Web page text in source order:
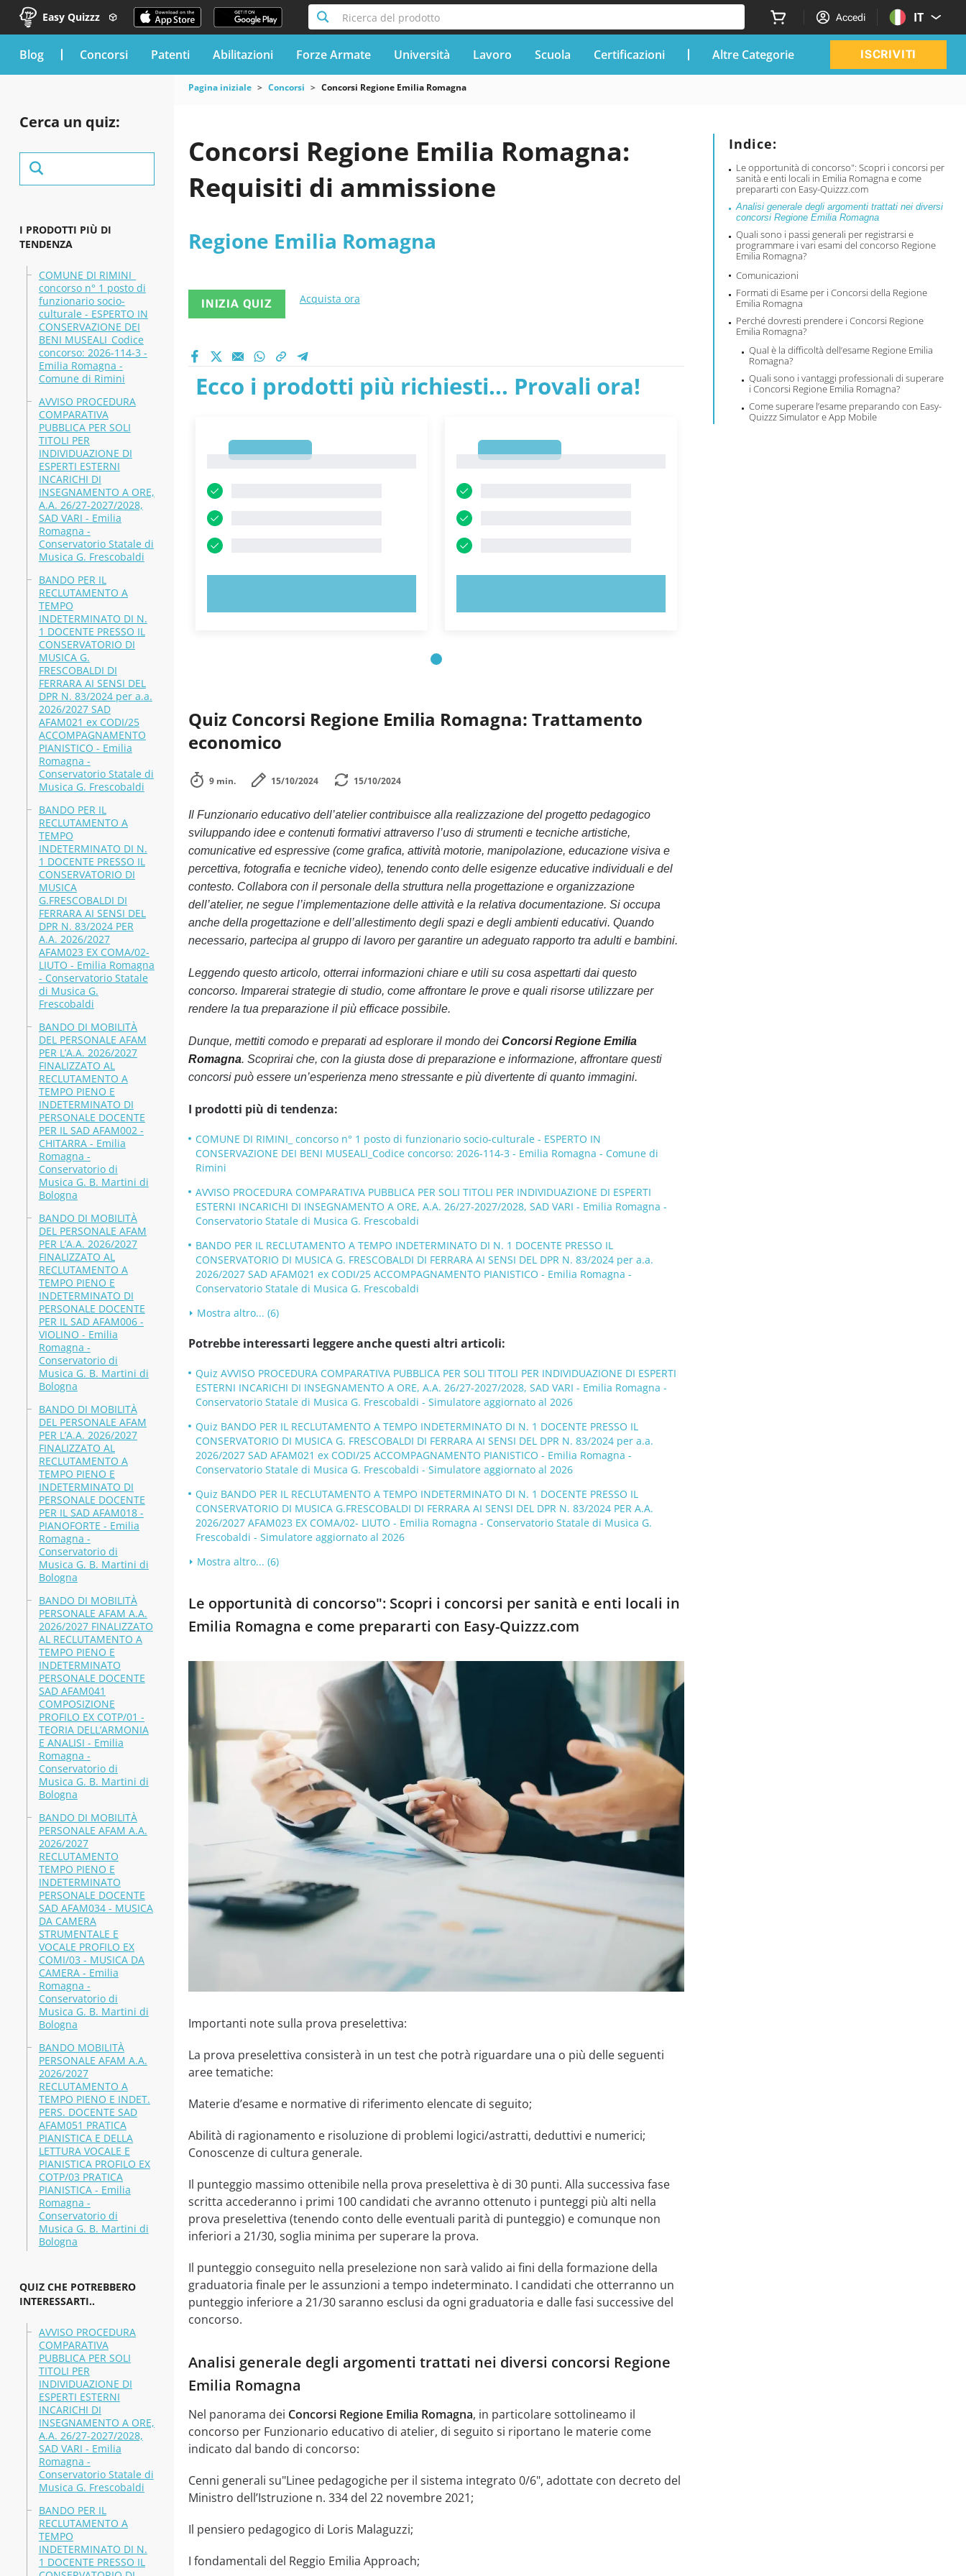
Easy Quizzz Ricerca del prodotto Accedi IT
blog Concorsi Patenti Abilitazioni Forze Armate Università Lavoro Scuola Certificazioni Altre Categorie ISCRIVITI
Cerca un quiz:
I PRODOTTI PIÙ DI
TENDENZA
COMUNE DI RIMINI_
concorso n° 1 posto di
funzionario socio-
culturale - ESPERTO IN
CONSERVAZIONE DEI
BENI MUSEALI_Codice
concorso: 2026-114-3 -
Emilia Romagna -
Comune di Rimini
AVVISO PROCEDURA
COMPARATIVA
PUBBLICA PER SOLI
TITOLI PER
INDIVIDUAZIONE DI
ESPERTI ESTERNI
INCARICHI DI
INSEGNAMENTO A ORE,
A.A. 26/27-2027/2028,
SAD VARI - Emilia
Romagna -
Conservatorio Statale di
Musica G. Frescobaldi
BANDO PER IL
RECLUTAMENTO A
TEMPO
INDETERMINATO DI N.
1 DOCENTE PRESSO IL
CONSERVATORIO DI
MUSICA G.
FRESCOBALDI DI
FERRARA AI SENSI DEL
DPR N. 83/2024 per a.a.
2026/2027 SAD
AFAM021 ex CODI/25
ACCOMPAGNAMENTO
PIANISTICO - Emilia
Romagna -
Conservatorio Statale di
Musica G. Frescobaldi
BANDO PER IL
RECLUTAMENTO A
TEMPO
INDETERMINATO DI N.
1 DOCENTE PRESSO IL
CONSERVATORIO DI
MUSICA
G.FRESCOBALDI DI
FERRARA AI SENSI DEL
DPR N. 83/2024 PER
A.A. 2026/2027
AFAM023 EX COMA/02-
LIUTO - Emilia Romagna
- Conservatorio Statale
di Musica G.
Frescobaldi
BANDO DI MOBILITÀ
DEL PERSONALE AFAM
PER L’A.A. 2026/2027
FINALIZZATO AL
RECLUTAMENTO A
TEMPO PIENO E
INDETERMINATO DI
PERSONALE DOCENTE
PER IL SAD AFAM002 -
CHITARRA - Emilia
Romagna -
Conservatorio di
Musica G. B. Martini di
Bologna
BANDO DI MOBILITÀ
DEL PERSONALE AFAM
PER L’A.A. 2026/2027
FINALIZZATO AL
RECLUTAMENTO A
TEMPO PIENO E
INDETERMINATO DI
PERSONALE DOCENTE
PER IL SAD AFAM006 -
VIOLINO - Emilia
Romagna -
Conservatorio di
Musica G. B. Martini di
Bologna
BANDO DI MOBILITÀ
DEL PERSONALE AFAM
PER L’A.A. 2026/2027
FINALIZZATO AL
RECLUTAMENTO A
TEMPO PIENO E
INDETERMINATO DI
PERSONALE DOCENTE
PER IL SAD AFAM018 -
PIANOFORTE - Emilia
Romagna -
Conservatorio di
Musica G. B. Martini di
Bologna
BANDO DI MOBILITÀ
PERSONALE AFAM A.A.
2026/2027 FINALIZZATO
AL RECLUTAMENTO A
TEMPO PIENO E
INDETERMINATO
PERSONALE DOCENTE
SAD AFAM041
COMPOSIZIONE
PROFILO EX COTP/01 -
TEORIA DELL’ARMONIA
E ANALISI - Emilia
Romagna -
Conservatorio di
Musica G. B. Martini di
Bologna
BANDO DI MOBILITÀ
PERSONALE AFAM A.A.
2026/2027
RECLUTAMENTO
TEMPO PIENO E
INDETERMINATO
PERSONALE DOCENTE
SAD AFAM034 - MUSICA
DA CAMERA
STRUMENTALE E
VOCALE PROFILO EX
COMI/03 - MUSICA DA
CAMERA - Emilia
Romagna -
Conservatorio di
Musica G. B. Martini di
Bologna
BANDO MOBILITÀ
PERSONALE AFAM A.A.
2026/2027
RECLUTAMENTO A
TEMPO PIENO E INDET.
PERS. DOCENTE SAD
AFAM051 PRATICA
PIANISTICA E DELLA
LETTURA VOCALE E
PIANISTICA PROFILO EX
COTP/03 PRATICA
PIANISTICA - Emilia
Romagna -
Conservatorio di
Musica G. B. Martini di
Bologna
QUIZ CHE POTREBBERO
INTERESSARTI..
AVVISO PROCEDURA
COMPARATIVA
PUBBLICA PER SOLI
TITOLI PER
INDIVIDUAZIONE DI
ESPERTI ESTERNI
INCARICHI DI
INSEGNAMENTO A ORE,
A.A. 26/27-2027/2028,
SAD VARI - Emilia
Romagna -
Conservatorio Statale di
Musica G. Frescobaldi
BANDO PER IL
RECLUTAMENTO A
TEMPO
INDETERMINATO DI N.
1 DOCENTE PRESSO IL
Pagina iniziale Concorsi Concorsi Regione Emilia Romagna
Indice:
Le opportunità di concorso": Scopri i concorsi per
sanità e enti locali in Emilia Romagna e come
prepararti con Easy-Quizzz.com
Analisi generale degli argomenti trattati nei diversi
concorsi Regione Emilia Romagna
Quali sono i passi generali per registrarsi e
programmare i vari esami del concorso Regione
Emilia Romagna?
Comunicazioni
Formati di Esame per i Concorsi della Regione
Emilia Romagna
Perché dovresti prendere i Concorsi Regione
Emilia Romagna?
Qual è la difficoltà dell’esame Regione Emilia
Romagna?
Quali sono i vantaggi professionali di superare
i Concorsi Regione Emilia Romagna?
Come superare l’esame preparando con Easy-
Quizzz Simulator e App Mobile
Concorsi Regione Emilia Romagna:
Requisiti di ammissione
Regione Emilia Romagna
INIZIA QUIZ Acquista ora
Ecco i prodotti più richiesti... Provali ora!
Quiz Concorsi Regione Emilia Romagna: Trattamento
economico
9 min. 15/10/2024 15/10/2024
Il Funzionario educativo dell’atelier contribuisce alla realizzazione del progetto pedagogico
sviluppando idee e contenuti formativi attraverso l’uso di strumenti e tecniche artistiche,
comunicative ed espressive (come grafica, attività motorie, manipolazione, educazione visiva e
percettiva, fotografia e tecniche video), tenendo conto delle esigenze educative individuali e del
contesto. Collabora con il personale della struttura nella progettazione e organizzazione
dell’atelier, ne segue l’implementazione delle attività e la relativa documentazione. Si occupa
anche della progettazione e dell’allestimento degli spazi e degli ambienti educativi. Quando
necessario, partecipa al gruppo di lavoro per garantire un adeguato rapporto tra adulti e bambini.
Leggendo questo articolo, otterrai informazioni chiare e utili su cosa aspettarti dai questo
concorso. Imparerai strategie di studio, come affrontare le prove e quali risorse utilizzare per
rendere la tua preparazione il più efficace possibile.
Dunque, mettiti comodo e preparati ad esplorare il mondo dei Concorsi Regione Emilia
Romagna. Scoprirai che, con la giusta dose di preparazione e informazione, affrontare questi
concorsi può essere un’esperienza meno stressante e più divertente di quanto immagini.
I prodotti più di tendenza:
COMUNE DI RIMINI_ concorso n° 1 posto di funzionario socio-culturale - ESPERTO IN
CONSERVAZIONE DEI BENI MUSEALI_Codice concorso: 2026-114-3 - Emilia Romagna - Comune di
Rimini
AVVISO PROCEDURA COMPARATIVA PUBBLICA PER SOLI TITOLI PER INDIVIDUAZIONE DI ESPERTI
ESTERNI INCARICHI DI INSEGNAMENTO A ORE, A.A. 26/27-2027/2028, SAD VARI - Emilia Romagna -
Conservatorio Statale di Musica G. Frescobaldi
BANDO PER IL RECLUTAMENTO A TEMPO INDETERMINATO DI N. 1 DOCENTE PRESSO IL
CONSERVATORIO DI MUSICA G. FRESCOBALDI DI FERRARA AI SENSI DEL DPR N. 83/2024 per a.a.
2026/2027 SAD AFAM021 ex CODI/25 ACCOMPAGNAMENTO PIANISTICO - Emilia Romagna -
Conservatorio Statale di Musica G. Frescobaldi
Mostra altro... (6)
Potrebbe interessarti leggere anche questi altri articoli:
Quiz AVVISO PROCEDURA COMPARATIVA PUBBLICA PER SOLI TITOLI PER INDIVIDUAZIONE DI ESPERTI
ESTERNI INCARICHI DI INSEGNAMENTO A ORE, A.A. 26/27-2027/2028, SAD VARI - Emilia Romagna -
Conservatorio Statale di Musica G. Frescobaldi - Simulatore aggiornato al 2026
Quiz BANDO PER IL RECLUTAMENTO A TEMPO INDETERMINATO DI N. 1 DOCENTE PRESSO IL
CONSERVATORIO DI MUSICA G. FRESCOBALDI DI FERRARA AI SENSI DEL DPR N. 83/2024 per a.a.
2026/2027 SAD AFAM021 ex CODI/25 ACCOMPAGNAMENTO PIANISTICO - Emilia Romagna -
Conservatorio Statale di Musica G. Frescobaldi - Simulatore aggiornato al 2026
Quiz BANDO PER IL RECLUTAMENTO A TEMPO INDETERMINATO DI N. 1 DOCENTE PRESSO IL
CONSERVATORIO DI MUSICA G.FRESCOBALDI DI FERRARA AI SENSI DEL DPR N. 83/2024 PER A.A.
2026/2027 AFAM023 EX COMA/02- LIUTO - Emilia Romagna - Conservatorio Statale di Musica G.
Frescobaldi - Simulatore aggiornato al 2026
Mostra altro... (6)
Le opportunità di concorso": Scopri i concorsi per sanità e enti locali in
Emilia Romagna e come prepararti con Easy-Quizzz.com
Importanti note sulla prova preselettiva:
La prova preselettiva consisterà in un test che potrà riguardare una o più delle seguenti
aree tematiche:
Materie d’esame e normative di riferimento elencate di seguito;
Abilità di ragionamento e risoluzione di problemi logici/astratti, deduttivi e numerici;
Conoscenze di cultura generale.
Il punteggio massimo ottenibile nella prova preselettiva è di 30 punti. Alla successiva fase
scritta accederanno i primi 100 candidati che avranno ottenuto i punteggi più alti nella
prova preselettiva (tenendo conto delle eventuali parità di punteggio) e comunque non
inferiori a 21/30, soglia minima per superare la prova.
Il punteggio conseguito nella preselezione non sarà valido ai fini della formazione della
graduatoria finale per le assunzioni a tempo indeterminato. I candidati che otterranno un
punteggio inferiore a 21/30 saranno esclusi da ogni graduatoria e dalle fasi successive del
concorso.
Analisi generale degli argomenti trattati nei diversi concorsi Regione
Emilia Romagna
Nel panorama dei Concorsi Regione Emilia Romagna, in particolare sottolineamo il
concorso per Funzionario educativo di atelier, di seguito si riportano le materie come
indicato dal bando di concorso:
Cenni generali su"Linee pedagogiche per il sistema integrato 0/6", adottate con decreto del
Ministro dell’Istruzione n. 334 del 22 novembre 2021;
Il pensiero pedagogico di Loris Malaguzzi;
I fondamentali del Reggio Emilia Approach;